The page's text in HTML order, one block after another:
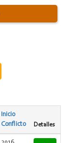
Inicio
Conflicto
Detalles